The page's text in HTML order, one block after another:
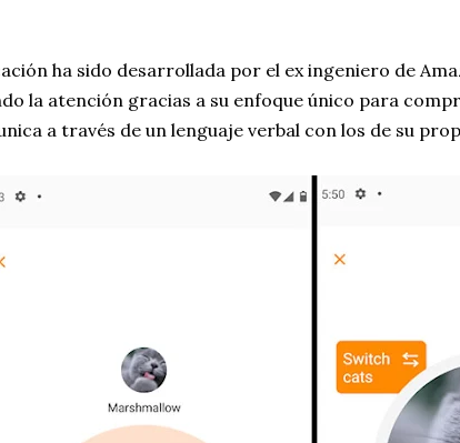
ha sido desarrollada por el ex ingeniero de
la atención gracias a su enfoque único para
a través de un lenguaje verbal con los de su